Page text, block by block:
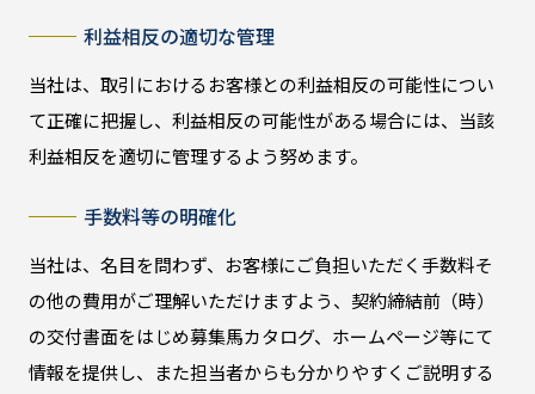
利益相反の適切な管理
当社は、取引におけるお客様との利益相反の可能性につい
て正確に把握し、利益相反の可能性がある場合には、当該
利益相反を適切に管理するよう努めます。
手数料等の明確化
当社は、名目を問わず、お客様にご負担いただく手数料そ
の他の費用がご理解いただけますよう、契約締結前（時）
の交付書面をはじめ募集馬カタログ、ホームページ等にて
情報を提供し、また担当者からも分かりやすくご説明する